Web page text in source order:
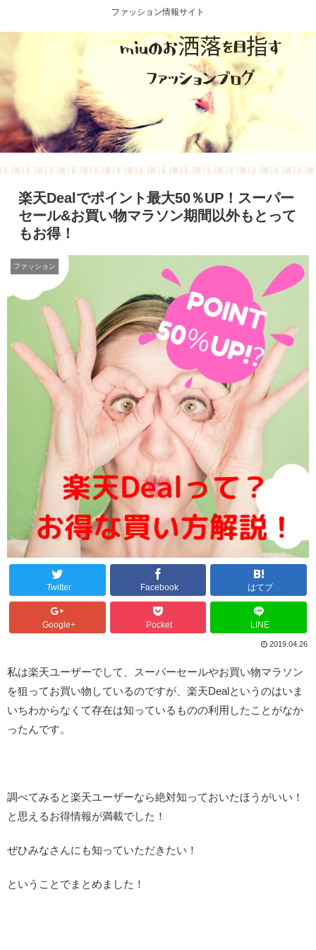
ファッション情報サイト
楽天Dealでポイント最大50％UP！スーパー
セール&お買い物マラソン期間以外もとって
もお得！
ファッション
Twitter Facebook はてブ
Google+ Pocket LINE
2019.04.26
私は楽天ユーザーでして、スーパーセールやお買い物マラソン
を狙ってお買い物しているのですが、楽天Dealというのはいま
いちわからなくて存在は知っているものの利用したことがなか
ったんです。
調べてみると楽天ユーザーなら絶対知っておいたほうがいい！
と思えるお得情報が満載でした！
ぜひみなさんにも知っていただきたい！
ということでまとめました！